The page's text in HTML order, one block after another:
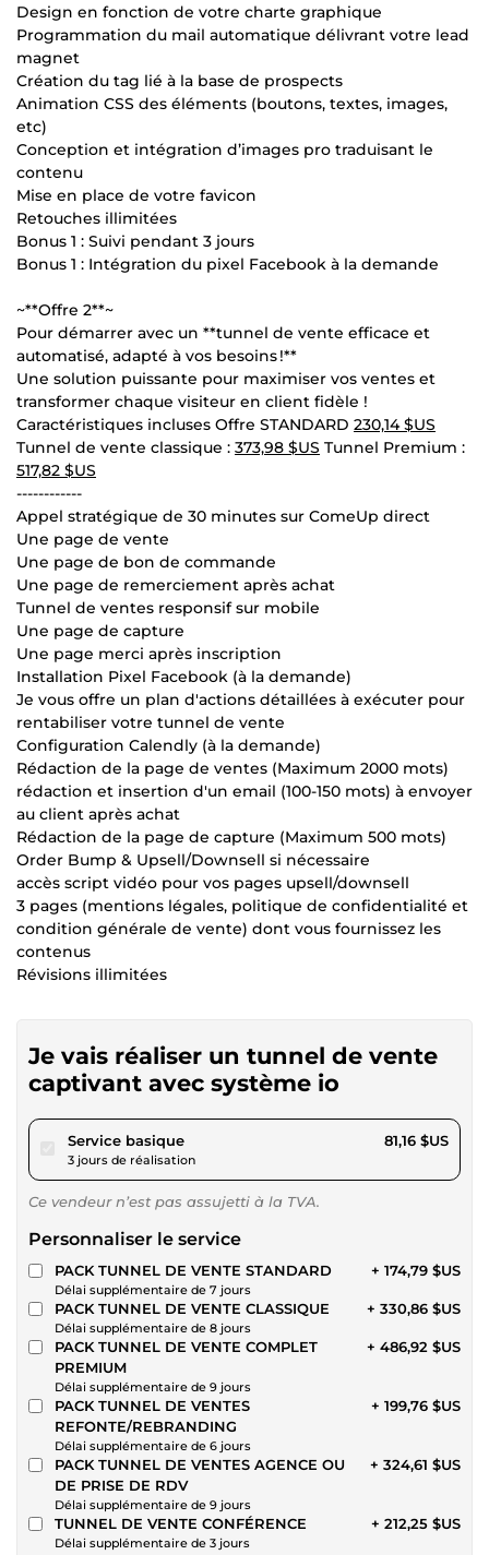
Design en fonction de votre charte graphique
Programmation du mail automatique délivrant votre lead
magnet
Création du tag lié à la base de prospects
Animation CSS des éléments (boutons, textes, images,
etc)
Conception et intégration d’images pro traduisant le
contenu
Mise en place de votre favicon
Retouches illimitées
Bonus 1 : Suivi pendant 3 jours
Bonus 1 : Intégration du pixel Facebook à la demande
~**Offre 2**~
Pour démarrer avec un **tunnel de vente efficace et
automatisé, adapté à vos besoins !**
Une solution puissante pour maximiser vos ventes et
transformer chaque visiteur en client fidèle !
Caractéristiques incluses Offre STANDARD 230,14 $US
Tunnel de vente classique : 373,98 $US Tunnel Premium :
517,82 $US
------------
Appel stratégique de 30 minutes sur ComeUp direct
Une page de vente
Une page de bon de commande
Une page de remerciement après achat
Tunnel de ventes responsif sur mobile
Une page de capture
Une page merci après inscription
Installation Pixel Facebook (à la demande)
Je vous offre un plan d'actions détaillées à exécuter pour
rentabiliser votre tunnel de vente
Configuration Calendly (à la demande)
Rédaction de la page de ventes (Maximum 2000 mots)
rédaction et insertion d'un email (100-150 mots) à envoyer
au client après achat
Rédaction de la page de capture (Maximum 500 mots)
Order Bump & Upsell/Downsell si nécessaire
accès script vidéo pour vos pages upsell/downsell
3 pages (mentions légales, politique de confidentialité et
condition générale de vente) dont vous fournissez les
contenus
Révisions illimitées
Je vais réaliser un tunnel de vente
captivant avec système io
Service basiquepour 74,80 $US
3 jours de réalisation
81,16 $US
Ce vendeur n’est pas assujetti à la TVA.
Personnaliser le service
PACK TUNNEL DE VENTE STANDARD
Délai supplémentaire de 7 jours
+ 174,79 $US
PACK TUNNEL DE VENTE CLASSIQUE
Délai supplémentaire de 8 jours
+ 330,86 $US
PACK TUNNEL DE VENTE COMPLET
PREMIUM
Délai supplémentaire de 9 jours
+ 486,92 $US
PACK TUNNEL DE VENTES
REFONTE/REBRANDING
Délai supplémentaire de 6 jours
+ 199,76 $US
PACK TUNNEL DE VENTES AGENCE OU
DE PRISE DE RDV
Délai supplémentaire de 9 jours
+ 324,61 $US
TUNNEL DE VENTE CONFÉRENCE
Délai supplémentaire de 3 jours
+ 212,25 $US